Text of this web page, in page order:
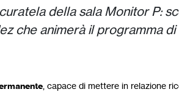
della sala Monitor P:
che animerà il programma
, capace di mettere in relazione